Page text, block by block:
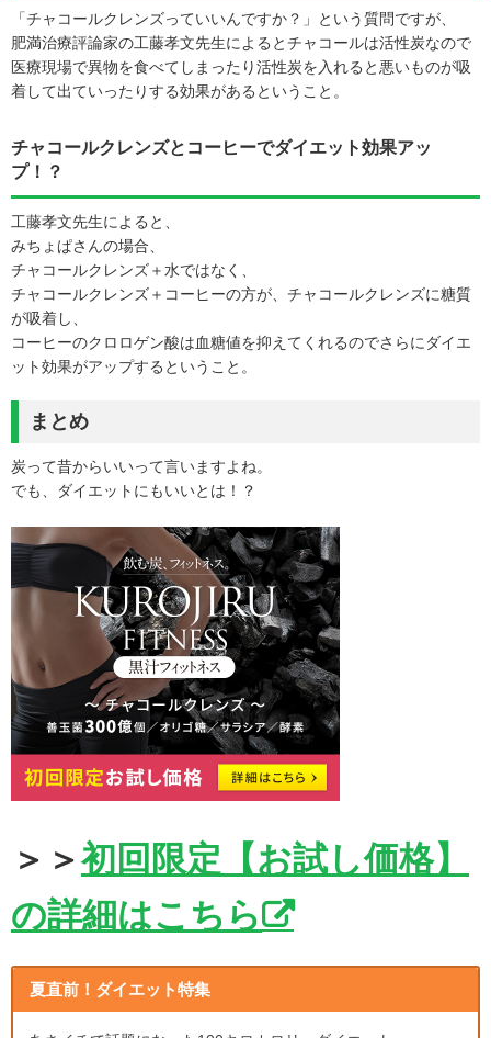
「チャコールクレンズっていいんですか？」という質問ですが、
肥満治療評論家の工藤孝文先生によるとチャコールは活性炭なので
医療現場で異物を食べてしまったり活性炭を入れると悪いものが吸
着して出ていったりする効果があるということ。
チャコールクレンズとコーヒーでダイエット効果アッ
プ！？
工藤孝文先生によると、
みちょぱさんの場合、
チャコールクレンズ＋水ではなく、
チャコールクレンズ＋コーヒーの方が、チャコールクレンズに糖質
が吸着し、
コーヒーのクロロゲン酸は血糖値を抑えてくれるのでさらにダイエ
ット効果がアップするということ。
まとめ
炭って昔からいいって言いますよね。
でも、ダイエットにもいいとは！？
＞＞初回限定【お試し価格】
の詳細はこちら
夏直前！ダイエット特集